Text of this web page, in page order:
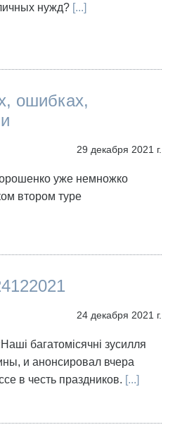
нужд? [...]
ошибках,
29 декабря 2021 г.
уже немножко
втором туре
24 декабря 2021 г.
багатомісячні зусилля
и анонсировал вчера
в честь праздников. [...]